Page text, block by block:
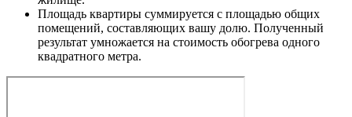
Площадь квартиры суммируется с площадью общих
помещений, составляющих вашу долю. Полученный
результат умножается на стоимость обогрева одного
квадратного метра.